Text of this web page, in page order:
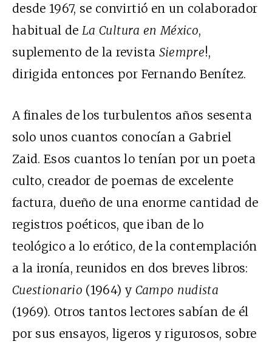
desde 1967, se convirtió en un colaborador
habitual deLa Cultura en México,
suplemento de la revista Siempre!,
dirigida entonces por Fernando Benítez.
A finales de los turbulentos años sesenta
solo unos cuantos conocían a Gabriel
Zaid. Esos cuantos lo tenían por un poeta
culto, creador de poemas de excelente
factura, dueño de una enorme cantidad de
registros poéticos, que iban de lo
teológico a lo erótico, de la contemplación
a la ironía, reunidos en dos breves libros:
Cuestionario (1964) y Campo nudista
(1969). Otros tantos lectores sabían de él
por sus ensayos, ligeros y rigurosos, sobre